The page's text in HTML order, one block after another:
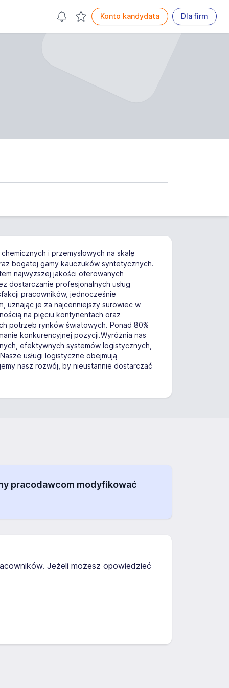
Konto kandydata Dla firm
i przemysłowych na skalę
bogatej gamy kauczuków syntetycznych.
najwyższej jakości oferowanych
dostarczanie profesjonalnych usług
pracowników, jednocześnie
uznając je za najcenniejszy surowiec w
na pięciu kontynentach oraz
potrzeb rynków światowych. Ponad 80%
konkurencyjnej pozycji.Wyróżnia nas
efektywnych systemów logistycznych,
usługi logistyczne obejmują
nasz rozwój, by nieustannie dostarczać
pracodawcom modyfikować
Jeżeli możesz opowiedzieć